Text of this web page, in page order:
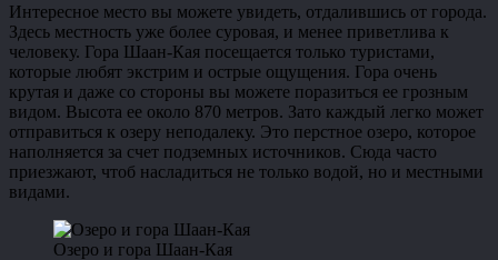
Интересное место вы можете увидеть, отдалившись от города.
Здесь местность уже более суровая, и менее приветлива к
человеку. Гора Шаан-Кая посещается только туристами,
которые любят экстрим и острые ощущения. Гора очень
крутая и даже со стороны вы можете поразиться ее грозным
видом. Высота ее около 870 метров. Зато каждый легко может
отправиться к озеру неподалеку. Это перстное озеро, которое
наполняется за счет подземных источников. Сюда часто
приезжают, чтоб насладиться не только водой, но и местными
видами.
Озеро и гора Шаан-Кая